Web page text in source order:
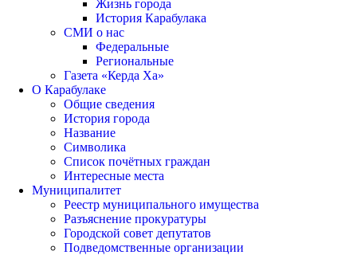
Жизнь города
История Карабулака
СМИ о нас
Федеральные
Региональные
Газета «Керда Ха»
О Карабулаке
Общие сведения
История города
Название
Символика
Список почётных граждан
Интересные места
Муниципалитет
Реестр муниципального имущества
Разъяснение прокуратуры
Городской совет депутатов
Подведомственные организации